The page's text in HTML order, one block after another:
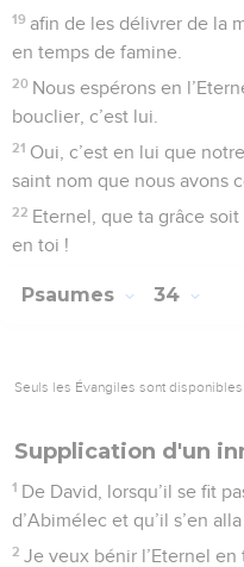
19 afin de les délivrer de la
en temps de famine.
20 Nous espérons en
bouclier, c’est lui.
21 Oui, c’est en lui que
saint nom que nous avons
22 Eternel, que ta grâce
en toi !
Psaumes 34
Seuls les Évangiles sont
Supplication d'un
1 De David, lorsqu’il se fit
d’Abimélec et qu’il s’en
2 Je veux bénir l’Eternel